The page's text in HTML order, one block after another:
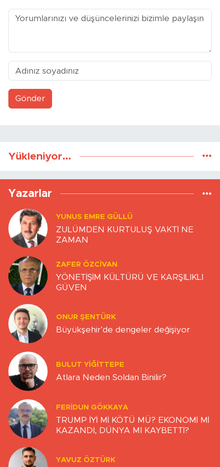
Gönder
Yükleniyor...
Yazarlar
YUNUS EMRE GÜLLÜ
ZULÜMDEN KURTULUŞ VAKTİ NE
ZAMAN
ZAFER ÖZCIVAN
YÖNETİŞİM KÜLTÜRÜ VE KARŞILIKLI
GÜVEN
ONUR ŞENTÜRK
Büyükşehir’de dengeler değişiyor
BULUT YİĞİTTEPE
Atlara Neden Soldan Binilir?
FERIDUN GÖKKAYA
TRUMP İYİ Mİ KÖTÜ MÜ? EKONOMİ Mİ
KAZANDI, DÜNYA MI KAYBETTİ?
YAVUZ ÖZTÜRK